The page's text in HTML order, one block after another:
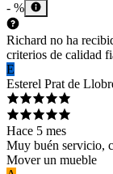
- %
Richard no ha
criterios de calidad
E
Esterel Prat de
Hace 5 mes
Muy buén servicio,
Mover un mueble